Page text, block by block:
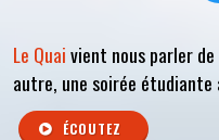
Le Quaivient nous parler
autre, une soirée
ÉCOUTEZ